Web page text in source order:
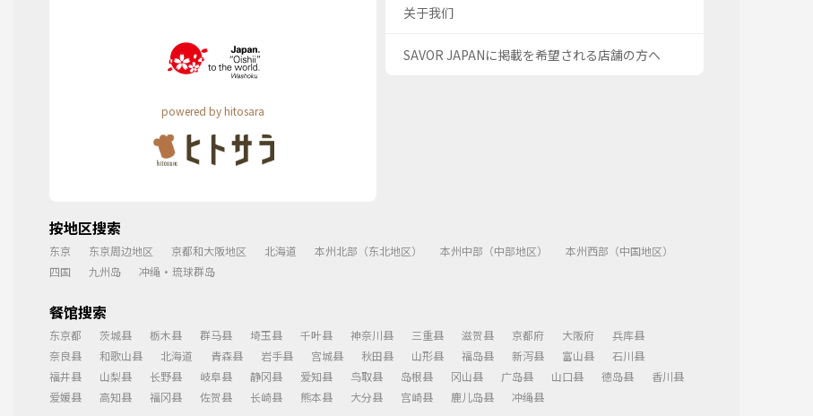
powered by hitosara
关于我们
SAVOR JAPANに掲載を希望される店舗の方へ
按地区搜索
东京 东京周边地区 京都和大阪地区 北海道 本州北部（东北地区） 本州中部（中部地区）
本州西部（中国地区）
四国
九州岛 冲绳・琉球群岛
餐馆搜索
东京都 茨城县 栃木县 群马县 埼玉县 千叶县 神奈川县 三重县 滋贺县 京都府 大阪府
兵库县
奈良县
和歌山县 北海道 青森县 岩手县 宫城县 秋田县 山形县 福岛县 新泻县 富山县
石川县
福井县
山梨县 长野县 岐阜县 静冈县 爱知县 鸟取县 岛根县 冈山县 广岛县 山口县 德岛县
香川县
爱媛县
高知县 福冈县 佐贺县 长崎县 熊本县 大分县 宫崎县 鹿儿岛县 冲绳县